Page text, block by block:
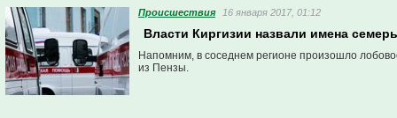
Проиcшествия 16 января 2017, 01:12
Власти Киргизии назвали имена
Напомним, в соседнем регионе произошло
из Пензы.